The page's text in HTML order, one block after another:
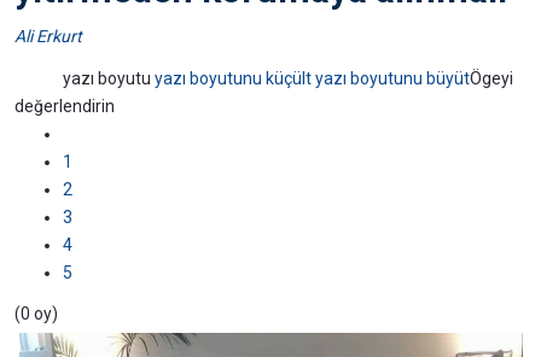
Ali Erkurt
yazı boyutu yazı boyutunu küçült yazı boyutunu büyütÖgeyi
değerlendirin
1
2
3
4
5
(0 oy)